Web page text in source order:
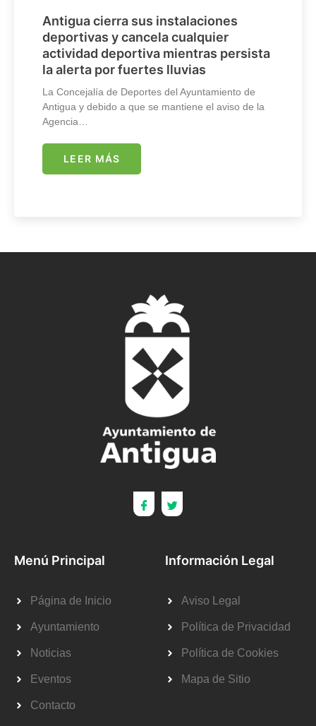
Antigua cierra sus instalaciones
deportivas y cancela cualquier
actividad deportiva mientras persista
la alerta por fuertes lluvias
La Concejalía de Deportes del Ayuntamiento de
Antigua y debido a que se mantiene el aviso de la
Agencia…
LEER MÁS
Menú Principal
Página de Inicio
Ayuntamiento
Noticias
Eventos
Contacto
Información Legal
Aviso Legal
Política de Privacidad
Política de Cookies
Mapa de Sitio